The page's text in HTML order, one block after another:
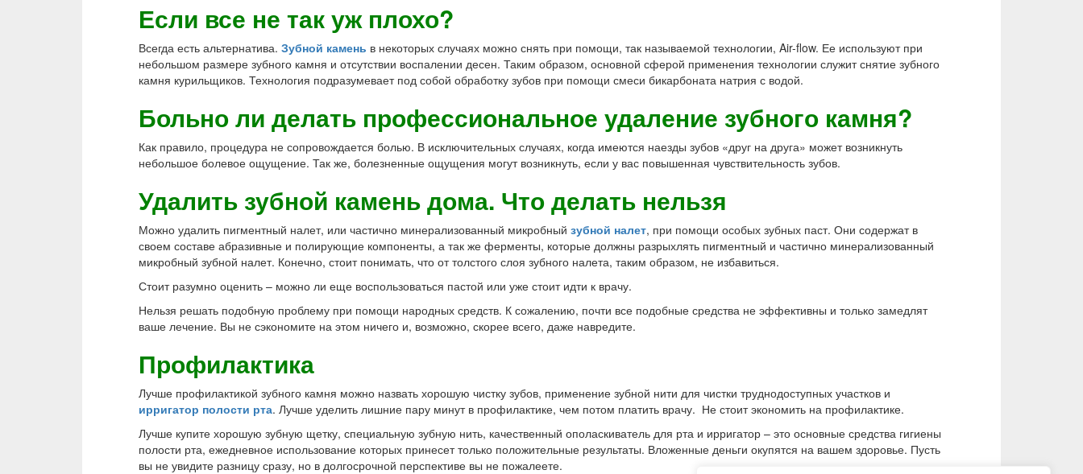
Если все не так уж плохо?
Всегда есть альтернатива. Зубной камень в некоторых случаях можно снять при помощи, так называемой технологии, Air-flow. Ее используют при
небольшом размере зубного камня и отсутствии воспалении десен. Таким образом, основной сферой применения технологии служит снятие зубного
камня курильщиков. Технология подразумевает под собой обработку зубов при помощи смеси бикарбоната натрия с водой.
Больно ли делать профессиональное удаление зубного камня?
Как правило, процедура не сопровождается болью. В исключительных случаях, когда имеются наезды зубов «друг на друга» может возникнуть
небольшое болевое ощущение. Так же, болезненные ощущения могут возникнуть, если у вас повышенная чувствительность зубов.
Удалить зубной камень дома. Что делать нельзя
Можно удалить пигментный налет, или частично минерализованный микробный зубной налет, при помощи особых зубных паст. Они содержат в
своем составе абразивные и полирующие компоненты, а так же ферменты, которые должны разрыхлять пигментный и частично минерализованный
микробный зубной налет. Конечно, стоит понимать, что от толстого слоя зубного налета, таким образом, не избавиться.
Стоит разумно оценить – можно ли еще воспользоваться пастой или уже стоит идти к врачу.
Нельзя решать подобную проблему при помощи народных средств. К сожалению, почти все подобные средства не эффективны и только замедлят
ваше лечение. Вы не сэкономите на этом ничего и, возможно, скорее всего, даже навредите.
Профилактика
Лучше профилактикой зубного камня можно назвать хорошую чистку зубов, применение зубной нити для чистки труднодоступных участков и
ирригатор полости рта. Лучше уделить лишние пару минут в профилактике, чем потом платить врачу. Не стоит экономить на профилактике.
Лучше купите хорошую зубную щетку, специальную зубную нить, качественный ополаскиватель для рта и ирригатор – это основные средства гигиены
полости рта, ежедневное использование которых принесет только положительные результаты. Вложенные деньги окупятся на вашем здоровье. Пусть
вы не увидите разницу сразу, но в долгосрочной перспективе вы не пожалеете.